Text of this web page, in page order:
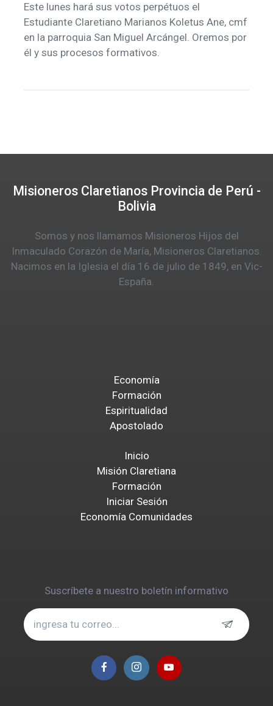
Este lunes hará sus votos perpétuos el
Estudiante Claretiano Marianos Koletus Ane, cmf
en la parroquia San Miguel Arcángel. Oremos por
él y sus procesos formativos.
Misioneros Claretianos Provincia de Perú -
Bolivia
Somos y nos llamamos Misioneros Hijos del
Inmaculado Corazón de María, Misioneros Claretianos.
Nacimos en la Iglesia el día 16 de julio de 1849, en Vic-
España.
Economía
Formación
Espiritualidad
Apostolado
Inicio
Misión Claretiana
Formación
Iniciar Sesión
Economía Comunidades
Suscríbete a nuestro boletín informativo